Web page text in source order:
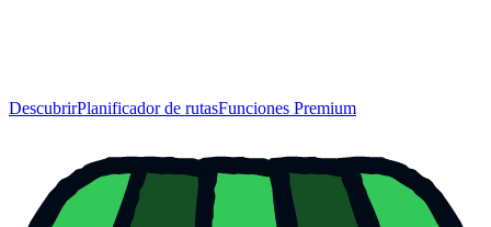
DescubrirPlanificador de rutasFunciones Premium